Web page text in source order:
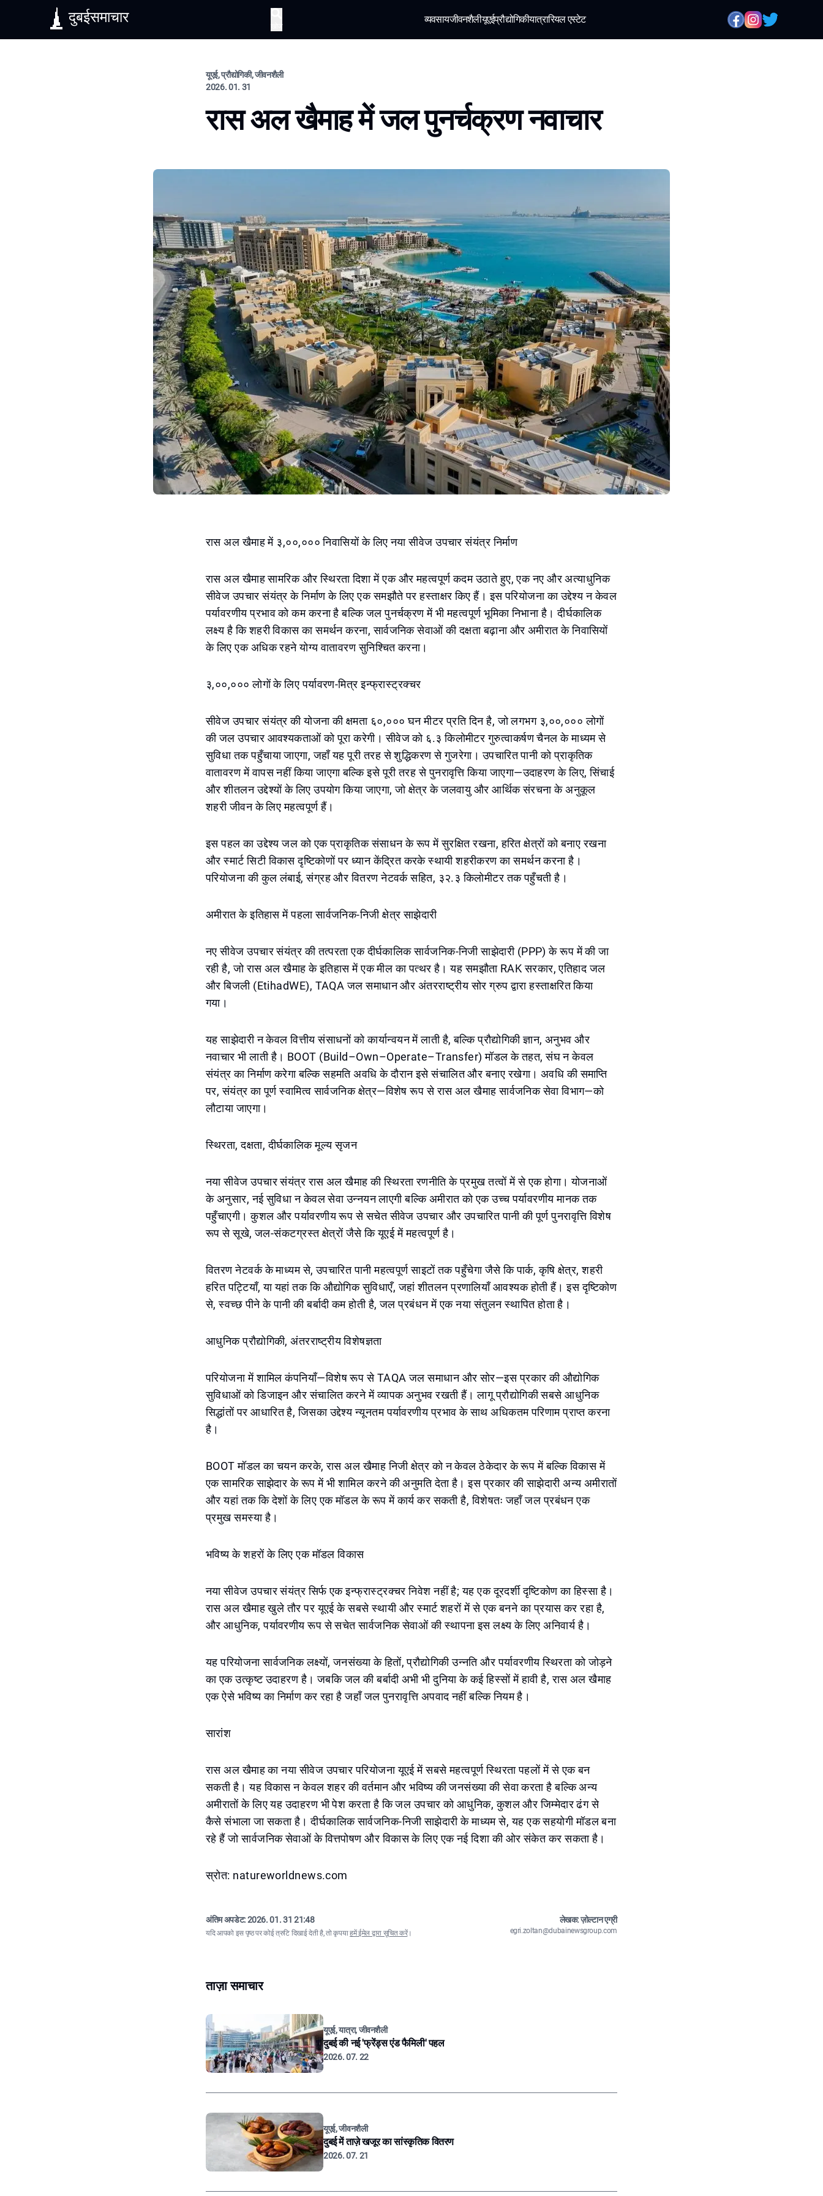
दुबईसमाचार व्यवसायजीवनशैलीयूएईप्रौद्योगिकीयात्रारियल एस्टेट
यूएई, प्रौद्योगिकी, जीवनशैली
2026. 01. 31
रास अल खैमाह में जल पुनर्चक्रण नवाचार
रास अल खैमाह में ३,००,००० निवासियों के लिए नया सीवेज उपचार संयंत्र निर्माण
रास अल खैमाह सामरिक और स्थिरता दिशा में एक और महत्वपूर्ण कदम उठाते हुए, एक नए और अत्याधुनिक
सीवेज उपचार संयंत्र के निर्माण के लिए एक समझौते पर हस्ताक्षर किए हैं। इस परियोजना का उद्देश्य न केवल
पर्यावरणीय प्रभाव को कम करना है बल्कि जल पुनर्चक्रण में भी महत्वपूर्ण भूमिका निभाना है। दीर्घकालिक
लक्ष्य है कि शहरी विकास का समर्थन करना, सार्वजनिक सेवाओं की दक्षता बढ़ाना और अमीरात के निवासियों
के लिए एक अधिक रहने योग्य वातावरण सुनिश्चित करना।
३,००,००० लोगों के लिए पर्यावरण-मित्र इन्फ्रास्ट्रक्चर
सीवेज उपचार संयंत्र की योजना की क्षमता ६०,००० घन मीटर प्रति दिन है, जो लगभग ३,००,००० लोगों
की जल उपचार आवश्यकताओं को पूरा करेगी। सीवेज को ६.३ किलोमीटर गुरुत्वाकर्षण चैनल के माध्यम से
सुविधा तक पहुँचाया जाएगा, जहाँ यह पूरी तरह से शुद्धिकरण से गुजरेगा। उपचारित पानी को प्राकृतिक
वातावरण में वापस नहीं किया जाएगा बल्कि इसे पूरी तरह से पुनरावृत्ति किया जाएगा—उदाहरण के लिए, सिंचाई
और शीतलन उद्देश्यों के लिए उपयोग किया जाएगा, जो क्षेत्र के जलवायु और आर्थिक संरचना के अनुकूल
शहरी जीवन के लिए महत्वपूर्ण हैं।
इस पहल का उद्देश्य जल को एक प्राकृतिक संसाधन के रूप में सुरक्षित रखना, हरित क्षेत्रों को बनाए रखना
और स्मार्ट सिटी विकास दृष्टिकोणों पर ध्यान केंद्रित करके स्थायी शहरीकरण का समर्थन करना है।
परियोजना की कुल लंबाई, संग्रह और वितरण नेटवर्क सहित, ३२.३ किलोमीटर तक पहुँचती है।
अमीरात के इतिहास में पहला सार्वजनिक-निजी क्षेत्र साझेदारी
नए सीवेज उपचार संयंत्र की तत्परता एक दीर्घकालिक सार्वजनिक-निजी साझेदारी (PPP) के रूप में की जा
रही है, जो रास अल खैमाह के इतिहास में एक मील का पत्थर है। यह समझौता RAK सरकार, एतिहाद जल
और बिजली (EtihadWE), TAQA जल समाधान और अंतरराष्ट्रीय सोर ग्रुप द्वारा हस्ताक्षरित किया
गया।
यह साझेदारी न केवल वित्तीय संसाधनों को कार्यान्वयन में लाती है, बल्कि प्रौद्योगिकी ज्ञान, अनुभव और
नवाचार भी लाती है। BOOT (Build–Own–Operate–Transfer) मॉडल के तहत, संघ न केवल
संयंत्र का निर्माण करेगा बल्कि सहमति अवधि के दौरान इसे संचालित और बनाए रखेगा। अवधि की समाप्ति
पर, संयंत्र का पूर्ण स्वामित्व सार्वजनिक क्षेत्र—विशेष रूप से रास अल खैमाह सार्वजनिक सेवा विभाग—को
लौटाया जाएगा।
स्थिरता, दक्षता, दीर्घकालिक मूल्य सृजन
नया सीवेज उपचार संयंत्र रास अल खैमाह की स्थिरता रणनीति के प्रमुख तत्वों में से एक होगा। योजनाओं
के अनुसार, नई सुविधा न केवल सेवा उन्नयन लाएगी बल्कि अमीरात को एक उच्च पर्यावरणीय मानक तक
पहुँचाएगी। कुशल और पर्यावरणीय रूप से सचेत सीवेज उपचार और उपचारित पानी की पूर्ण पुनरावृत्ति विशेष
रूप से सूखे, जल-संकटग्रस्त क्षेत्रों जैसे कि यूएई में महत्वपूर्ण है।
वितरण नेटवर्क के माध्यम से, उपचारित पानी महत्वपूर्ण साइटों तक पहुँचेगा जैसे कि पार्क, कृषि क्षेत्र, शहरी
हरित पट्टियाँ, या यहां तक कि औद्योगिक सुविधाएँ, जहां शीतलन प्रणालियाँ आवश्यक होती हैं। इस दृष्टिकोण
से, स्वच्छ पीने के पानी की बर्बादी कम होती है, जल प्रबंधन में एक नया संतुलन स्थापित होता है।
आधुनिक प्रौद्योगिकी, अंतरराष्ट्रीय विशेषज्ञता
परियोजना में शामिल कंपनियाँ—विशेष रूप से TAQA जल समाधान और सोर—इस प्रकार की औद्योगिक
सुविधाओं को डिजाइन और संचालित करने में व्यापक अनुभव रखती हैं। लागू प्रौद्योगिकी सबसे आधुनिक
सिद्धांतों पर आधारित है, जिसका उद्देश्य न्यूनतम पर्यावरणीय प्रभाव के साथ अधिकतम परिणाम प्राप्त करना
है।
BOOT मॉडल का चयन करके, रास अल खैमाह निजी क्षेत्र को न केवल ठेकेदार के रूप में बल्कि विकास में
एक सामरिक साझेदार के रूप में भी शामिल करने की अनुमति देता है। इस प्रकार की साझेदारी अन्य अमीरातों
और यहां तक कि देशों के लिए एक मॉडल के रूप में कार्य कर सकती है, विशेषतः जहाँ जल प्रबंधन एक
प्रमुख समस्या है।
भविष्य के शहरों के लिए एक मॉडल विकास
नया सीवेज उपचार संयंत्र सिर्फ एक इन्फ्रास्ट्रक्चर निवेश नहीं है; यह एक दूरदर्शी दृष्टिकोण का हिस्सा है।
रास अल खैमाह खुले तौर पर यूएई के सबसे स्थायी और स्मार्ट शहरों में से एक बनने का प्रयास कर रहा है,
और आधुनिक, पर्यावरणीय रूप से सचेत सार्वजनिक सेवाओं की स्थापना इस लक्ष्य के लिए अनिवार्य है।
यह परियोजना सार्वजनिक लक्ष्यों, जनसंख्या के हितों, प्रौद्योगिकी उन्नति और पर्यावरणीय स्थिरता को जोड़ने
का एक उत्कृष्ट उदाहरण है। जबकि जल की बर्बादी अभी भी दुनिया के कई हिस्सों में हावी है, रास अल खैमाह
एक ऐसे भविष्य का निर्माण कर रहा है जहाँ जल पुनरावृत्ति अपवाद नहीं बल्कि नियम है।
सारांश
रास अल खैमाह का नया सीवेज उपचार परियोजना यूएई में सबसे महत्वपूर्ण स्थिरता पहलों में से एक बन
सकती है। यह विकास न केवल शहर की वर्तमान और भविष्य की जनसंख्या की सेवा करता है बल्कि अन्य
अमीरातों के लिए यह उदाहरण भी पेश करता है कि जल उपचार को आधुनिक, कुशल और जिम्मेदार ढंग से
कैसे संभाला जा सकता है। दीर्घकालिक सार्वजनिक-निजी साझेदारी के माध्यम से, यह एक सहयोगी मॉडल बना
रहे हैं जो सार्वजनिक सेवाओं के वित्तपोषण और विकास के लिए एक नई दिशा की ओर संकेत कर सकता है।
स्रोत: natureworldnews.com
अंतिम अपडेट:2026. 01. 31 21:48
यदि आपको इस पृष्ठ पर कोई त्रुटि दिखाई देती है, तो कृपयाहमें ईमेल द्वारा सूचित करें।
लेखक: ज़ोल्टान एग्री
egri.zoltan@dubainewsgroup.com
ताज़ा समाचार
यूएई, यात्रा, जीवनशैली
दुबई की नई 'फ्रेंड्स एंड फैमिली' पहल
2026. 07. 22
यूएई, जीवनशैली
दुबई में ताज़े खजूर का सांस्कृतिक वितरण
2026. 07. 21